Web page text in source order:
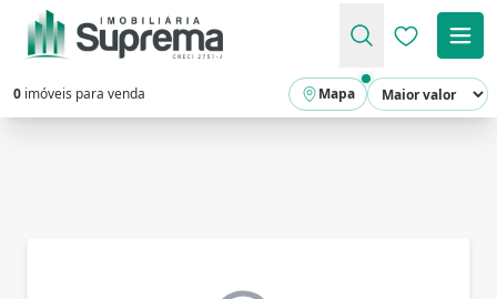
Favoritos
0 imóveis para venda Mapa